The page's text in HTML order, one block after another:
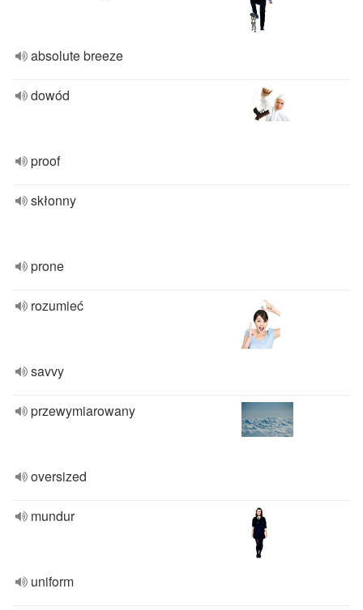
absolute breeze
dowód
proof
skłonny
prone
rozumieć
savvy
przewymiarowany
oversized
mundur
uniform